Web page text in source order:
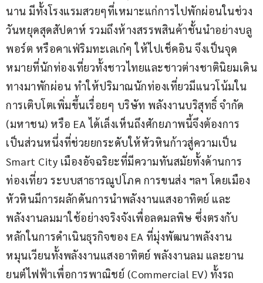
นาน มีทั้งโรงแรมสวยๆที่เหมาะแก่การไปพักผ่อนในช่วง
วันหยุดสุดสัปดาห์ รวมถึงห้างสรรพสินค้าชั้นนำอย่างบลู
พอร์ต หรือคาเฟ่ริมทะเลเก๋ๆ ให้ไปเช็คอิน จึงเป็นจุด
หมายที่นักท่องเที่ยวทั้งชาวไทยและชาวต่างชาตินิยมเดิน
ทางมาพักผ่อน ทำให้ปริมาณนักท่องเที่ยวมีแนวโน้มใน
การเติบโตเพิ่มขึ้นเรื่อยๆ บริษัท พลังงานบริสุทธิ์ จำกัด
(มหาชน) หรือ EA ได้เล็งเห็นถึงศักยภาพนี้จึงต้องการ
เป็นส่วนหนึ่งที่ช่วยยกระดับให้หัวหินก้าวสู่ความเป็น
Smart City เมืองอัจฉริยะที่มีความทันสมัยทั้งด้านการ
ท่องเที่ยว ระบบสาธารณูปโภค การขนส่ง ฯลฯ โดยเมือง
หัวหินมีการผลักดันการนำพลังงานแสงอาทิตย์ และ
พลังงานลมมาใช้อย่างจริงจังเพื่อลดมลพิษ ซึ่งตรงกับ
หลักในการดำเนินธุรกิจของ EA ที่มุ่งพัฒนาพลังงาน
หมุนเวียนทั้งพลังงานแสงอาทิตย์ พลังงานลม และยาน
ยนต์ไฟฟ้าเพื่อการพาณิชย์ (Commercial EV) ทั้งรถ